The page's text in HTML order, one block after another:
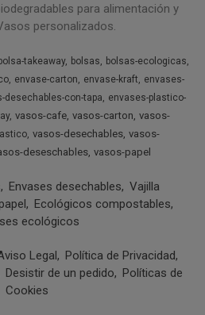
para alimentación y
personalizados.
bolsa-takeaway bolsas
bolsas-ecologicas
envase-carton envase-kraft
envases-
desechables-con-tapa
envases-plastico-
vasos-cafe vasos-carton vasos-
vasos-desechables vasos-
deseschables vasos-papel
Envases desechables
Vajilla
Ecológicos compostables
ecológicos
Legal
Política de Privacidad
Desistir de un pedido
Políticas de
Cookies